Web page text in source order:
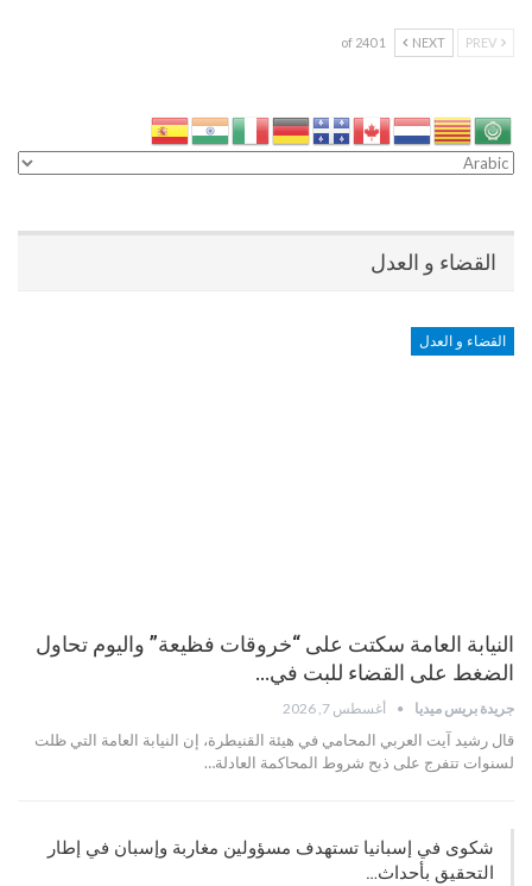
NEXT
1 of 240
القضاء و العدل
القضاء و العدل
النيابة العامة سكتت على “خروقات فظيعة” واليوم تحاول
الضغط على القضاء للبت في…
جريدة بريس ميديا أغسطس 7, 2026
قال رشيد آيت العربي المحامي في هيئة القنيطرة، إن النيابة العامة التي ظلت
لسنوات تتفرج على ذبح شروط المحاكمة العادلة…
شكوى في إسبانيا تستهدف مسؤولين مغاربة وإسبان في إطار
التحقيق بأحداث…